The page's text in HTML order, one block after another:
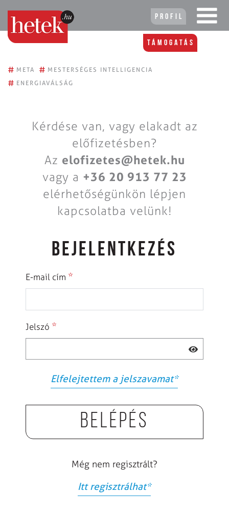
Profil
Támogatás
# META # MESTERSÉGES INTELLIGENCIA
# ENERGIAVÁLSÁG
Kérdése van, vagy elakadt az
előfizetésben?
Az elofizetes@hetek.hu
vagy a +36 20 913 77 23
elérhetőségünkön lépjen
kapcsolatba velünk!
BEJELENTKEZÉS
E-mail cím *
Jelszó *
Elfelejtettem a jelszavamat*
Belépés
Még nem regisztrált?
Itt regisztrálhat*